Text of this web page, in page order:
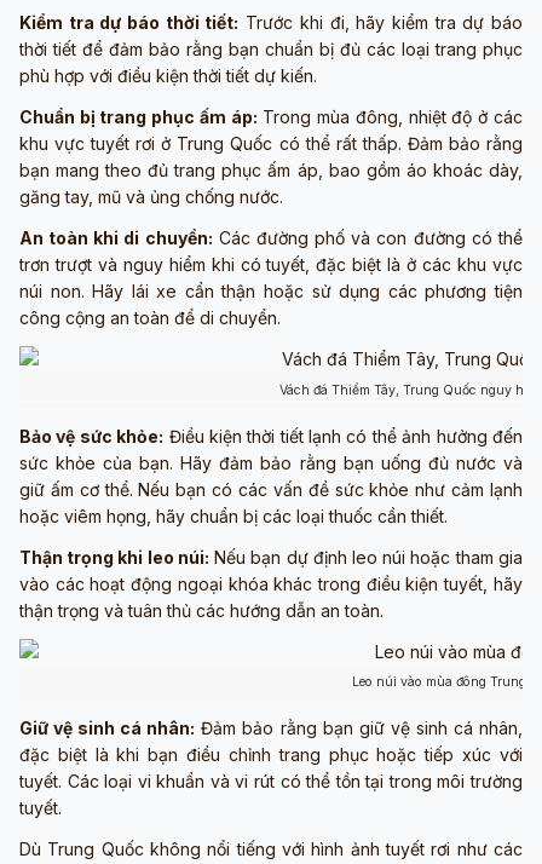
Kiểm tra dự báo thời tiết: Trước khi đi, hãy kiểm tra dự báo
thời tiết để đảm bảo rằng bạn chuẩn bị đủ các loại trang phục
phù hợp với điều kiện thời tiết dự kiến.
Chuẩn bị trang phục ấm áp: Trong mùa đông, nhiệt độ ở các
khu vực tuyết rơi ở Trung Quốc có thể rất thấp. Đảm bảo rằng
bạn mang theo đủ trang phục ấm áp, bao gồm áo khoác dày,
găng tay, mũ và ủng chống nước.
An toàn khi di chuyển: Các đường phố và con đường có thể
trơn trượt và nguy hiểm khi có tuyết, đặc biệt là ở các khu vực
núi non. Hãy lái xe cẩn thận hoặc sử dụng các phương tiện
công cộng an toàn để di chuyển.
Vách đá Thiểm Tây, Trung Quốc nguy
Bảo vệ sức khỏe: Điều kiện thời tiết lạnh có thể ảnh hưởng đến
sức khỏe của bạn. Hãy đảm bảo rằng bạn uống đủ nước và
giữ ấm cơ thể. Nếu bạn có các vấn đề sức khỏe như cảm lạnh
hoặc viêm họng, hãy chuẩn bị các loại thuốc cần thiết.
Thận trọng khi leo núi: Nếu bạn dự định leo núi hoặc tham gia
vào các hoạt động ngoại khóa khác trong điều kiện tuyết, hãy
thận trọng và tuân thủ các hướng dẫn an toàn.
Leo núi vào mùa đông Trung
Giữ vệ sinh cá nhân: Đảm bảo rằng bạn giữ vệ sinh cá nhân,
đặc biệt là khi bạn điều chỉnh trang phục hoặc tiếp xúc với
tuyết. Các loại vi khuẩn và vi rút có thể tồn tại trong môi trường
tuyết.
Dù Trung Quốc không nổi tiếng với hình ảnh tuyết rơi như các